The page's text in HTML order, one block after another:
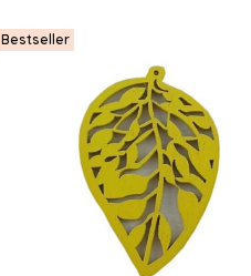
Bestseller